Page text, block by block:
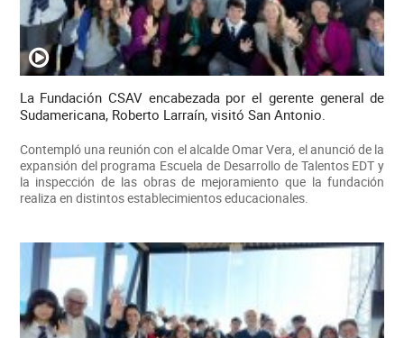
La Fundación CSAV encabezada por el gerente general de
Sudamericana, Roberto Larraín, visitó San Antonio.
Contempló una reunión con el alcalde Omar Vera, el anunció de la
expansión del programa Escuela de Desarrollo de Talentos EDT y
la inspección de las obras de mejoramiento que la fundación
realiza en distintos establecimientos educacionales.